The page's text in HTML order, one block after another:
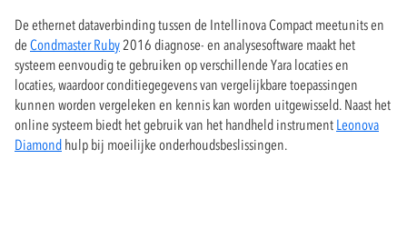
De ethernet dataverbinding tussen de Intellinova Compact meetunits en
de Condmaster Ruby 2016 diagnose- en analysesoftware maakt het
systeem eenvoudig te gebruiken op verschillende Yara locaties en
locaties, waardoor conditiegegevens van vergelijkbare toepassingen
kunnen worden vergeleken en kennis kan worden uitgewisseld. Naast het
online systeem biedt het gebruik van het handheld instrument Leonova
Diamond hulp bij moeilijke onderhoudsbeslissingen.